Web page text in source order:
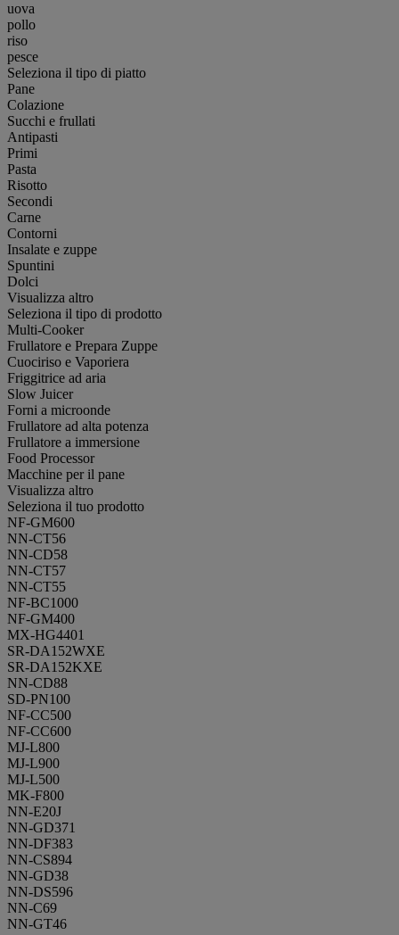
uova
pollo
riso
pesce
Seleziona il tipo di piatto
Pane
Colazione
Succhi e frullati
Antipasti
Primi
Pasta
Risotto
Secondi
Carne
Contorni
Insalate e zuppe
Spuntini
Dolci
Visualizza altro
Seleziona il tipo di prodotto
Multi-Cooker
Frullatore e Prepara Zuppe
Cuociriso e Vaporiera
Friggitrice ad aria
Slow Juicer
Forni a microonde
Frullatore ad alta potenza
Frullatore a immersione
Food Processor
Macchine per il pane
Visualizza altro
Seleziona il tuo prodotto
NF-GM600
NN-CT56
NN-CD58
NN-CT57
NN-CT55
NF-BC1000
NF-GM400
MX-HG4401
SR-DA152WXE
SR-DA152KXE
NN-CD88
SD-PN100
NF-CC500
NF-CC600
MJ-L800
MJ-L900
MJ-L500
MK-F800
NN-E20J
NN-GD371
NN-DF383
NN-CS894
NN-GD38
NN-DS596
NN-C69
NN-GT46